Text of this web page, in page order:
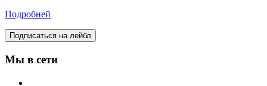
Подробней
Подписаться на лейбл
Мы в сети